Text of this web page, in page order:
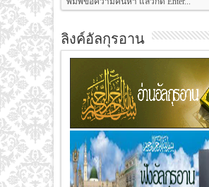
ลิงค์อัลกุรอาน